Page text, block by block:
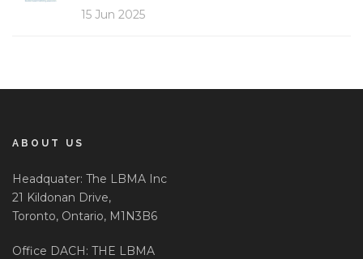
15 Jun 2025
ABOUT US
Headquater: The LBMA Inc
21 Kildonan Drive,
Toronto, Ontario, M1N3B6
Office DACH: THE LBMA